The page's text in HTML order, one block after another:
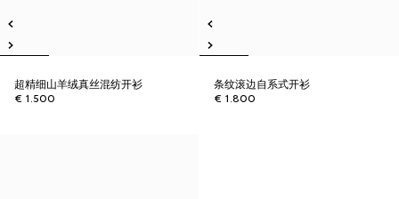
超精细山羊绒真丝混纺开衫
€ 1.500
条纹滚边自系式开衫
€ 1.800